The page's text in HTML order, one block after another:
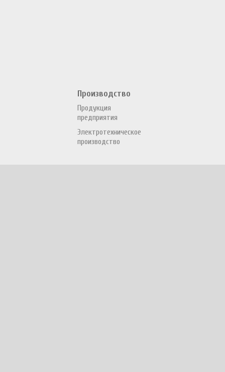
Производство
Продукция
предприятия
Электротехническое
производство